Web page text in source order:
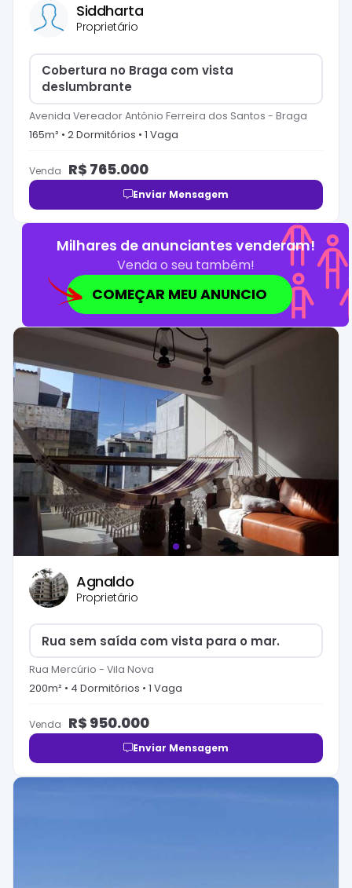
Siddharta
Proprietário
Cobertura no Braga com vista
deslumbrante
Avenida Vereador Antônio Ferreira dos Santos - Braga
165m² • 2Dormitórios • 1 Vaga
Venda R$ 765.000
Enviar Mensagem
Milhares de anunciantes venderam!
Venda o seu também!
COMEÇAR MEU ANUNCIO
Agnaldo
Proprietário
Rua sem saída com vista para o mar.
Rua Mercúrio - Vila Nova
200m² • 4 Dormitórios • 1 Vaga
Venda R$ 950.000
Enviar Mensagem